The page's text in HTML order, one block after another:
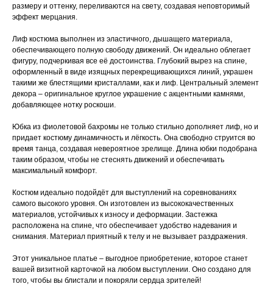
размеру и оттенку, переливаются на свету, создавая неповторимый
эффект мерцания.
Лиф костюма выполнен из эластичного, дышащего материала,
обеспечивающего полную свободу движений. Он идеально облегает
фигуру, подчеркивая все её достоинства. Глубокий вырез на спине,
оформленный в виде изящных перекрещивающихся линий, украшен
такими же блестящими кристаллами, как и лиф. Центральный элемент
декора – оригинальное круглое украшение с акцентными камнями,
добавляющее нотку роскоши.
Юбка из фиолетовой бахромы не только стильно дополняет лиф, но и
придает костюму динамичность и лёгкость. Она свободно струится во
время танца, создавая невероятное зрелище. Длина юбки подобрана
таким образом, чтобы не стеснять движений и обеспечивать
максимальный комфорт.
Костюм идеально подойдёт для выступлений на соревнованиях
самого высокого уровня. Он изготовлен из высококачественных
материалов, устойчивых к износу и деформации. Застежка
расположена на спине, что обеспечивает удобство надевания и
снимания. Материал приятный к телу и не вызывает раздражения.
Этот уникальное платье – выгодное приобретение, которое станет
вашей визитной карточкой на любом выступлении. Оно создано для
того, чтобы вы блистали и покоряли сердца зрителей!